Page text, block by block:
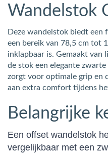
Wandelstok
Deze wandelstok biedt een
een bereik van 78,5 cm tot
inklapbaar is. Gemaakt
de stok een elegante
zorgt voor optimale grip en
aan extra comfort tijdens
Belangrijke
Een offset wandelstok
vergelijkbaar met een